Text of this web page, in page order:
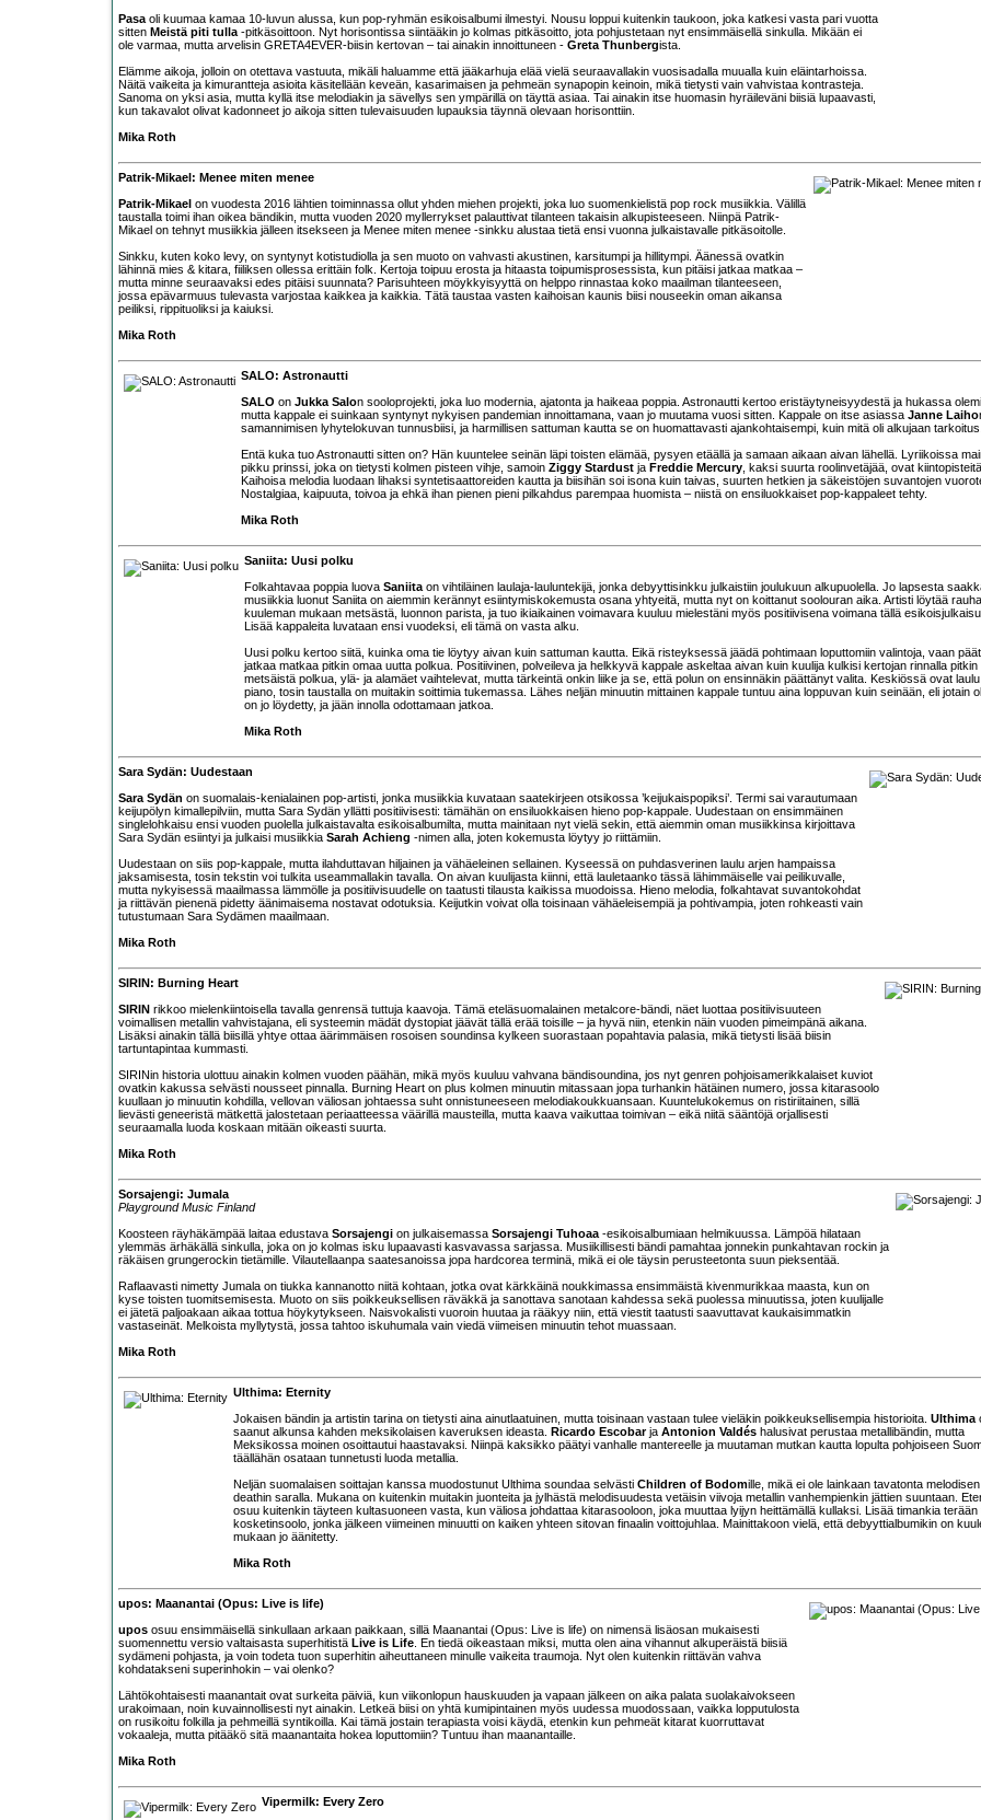
Pasa oli kuumaa kamaa 10-luvun alussa, kun pop-ryhmän esikoisalbumi ilmestyi. Nousu loppui kuitenkin taukoon, joka katkesi vasta pari vuotta
sitten Meistä piti tulla -pitkäsoittoon. Nyt horisontissa siintääkin jo kolmas pitkäsoitto, jota pohjustetaan nyt ensimmäisellä sinkulla. Mikään ei
ole varmaa, mutta arvelisin GRETA4EVER-biisin kertovan – tai ainakin innoittuneen - Greta Thunbergista.
Elämme aikoja, jolloin on otettava vastuuta, mikäli haluamme että jääkarhuja elää vielä seuraavallakin vuosisadalla muualla kuin eläintarhoissa.
Näitä vaikeita ja kimurantteja asioita käsitellään keveän, kasarimaisen ja pehmeän synapopin keinoin, mikä tietysti vain vahvistaa kontrasteja.
Sanoma on yksi asia, mutta kyllä itse melodiakin ja sävellys sen ympärillä on täyttä asiaa. Tai ainakin itse huomasin hyräileväni biisiä lupaavasti,
kun takavalot olivat kadonneet jo aikoja sitten tulevaisuuden lupauksia täynnä olevaan horisonttiin.
Mika Roth
Patrik-Mikael: Menee miten menee
Patrik-Mikael on vuodesta 2016 lähtien toiminnassa ollut yhden miehen projekti, joka luo suomenkielistä pop rock musiikkia. Välillä
taustalla toimi ihan oikea bändikin, mutta vuoden 2020 myllerrykset palauttivat tilanteen takaisin alkupisteeseen. Niinpä Patrik-
Mikael on tehnyt musiikkia jälleen itsekseen ja Menee miten menee -sinkku alustaa tietä ensi vuonna julkaistavalle pitkäsoitolle.
Sinkku, kuten koko levy, on syntynyt kotistudiolla ja sen muoto on vahvasti akustinen, karsitumpi ja hillitympi. Äänessä ovatkin
lähinnä mies & kitara, fiiliksen ollessa erittäin folk. Kertoja toipuu erosta ja hitaasta toipumisprosessista, kun pitäisi jatkaa matkaa –
mutta minne seuraavaksi edes pitäisi suunnata? Parisuhteen möykkyisyyttä on helppo rinnastaa koko maailman tilanteeseen,
jossa epävarmuus tulevasta varjostaa kaikkea ja kaikkia. Tätä taustaa vasten kaihoisan kaunis biisi nouseekin oman aikansa
peiliksi, rippituoliksi ja kaiuksi.
Mika Roth
SALO: Astronautti
SALO on Jukka Salon sooloprojekti, joka luo modernia, ajatonta ja haikeaa poppia. Astronautti kertoo eristäytyneisyydestä ja hukassa
mutta kappale ei suinkaan syntynyt nykyisen pandemian innoittamana, vaan jo muutama vuosi sitten. Kappale on itse asiassa Janne Laiho
samannimisen lyhytelokuvan tunnusbiisi, ja harmillisen sattuman kautta se on huomattavasti ajankohtaisempi, kuin mitä oli alkujaan tarkoitus.
Entä kuka tuo Astronautti sitten on? Hän kuuntelee seinän läpi toisten elämää, pysyen etäällä ja samaan aikaan aivan lähellä. Lyriikoissa
pikku prinssi, joka on tietysti kolmen pisteen vihje, samoin Ziggy Stardust ja Freddie Mercury , kaksi suurta roolinvetäjää, ovat kiintopisteitä.
Kaihoisa melodia luodaan lihaksi syntetisaattoreiden kautta ja biisihän soi isona kuin taivas, suurten hetkien ja säkeistöjen suvantojen
Nostalgiaa, kaipuuta, toivoa ja ehkä ihan pienen pieni pilkahdus parempaa huomista – niistä on ensiluokkaiset pop-kappaleet tehty.
Mika Roth
Saniita: Uusi polku
Folkahtavaa poppia luova Saniita on vihtiläinen laulaja-lauluntekijä, jonka debyyttisinkku julkaistiin joulukuun alkupuolella. Jo lapsesta
musiikkia luonut Saniita on aiemmin kerännyt esiintymiskokemusta osana yhtyeitä, mutta nyt on koittanut soolouran aika. Artisti löytää
kuuleman mukaan metsästä, luonnon parista, ja tuo ikiaikainen voimavara kuuluu mielestäni myös positiivisena voimana tällä
Lisää kappaleita luvataan ensi vuodeksi, eli tämä on vasta alku.
Uusi polku kertoo siitä, kuinka oma tie löytyy aivan kuin sattuman kautta. Eikä risteyksessä jäädä pohtimaan loputtomiin valintoja, vaan
jatkaa matkaa pitkin omaa uutta polkua. Positiivinen, polveileva ja helkkyvä kappale askeltaa aivan kuin kuulija kulkisi kertojan rinnalla pitkin
metsäistä polkua, ylä- ja alamäet vaihtelevat, mutta tärkeintä onkin liike ja se, että polun on ensinnäkin päättänyt valita. Keskiössä ovat
piano, tosin taustalla on muitakin soittimia tukemassa. Lähes neljän minuutin mittainen kappale tuntuu aina loppuvan kuin seinään, eli jotain
on jo löydetty, ja jään innolla odottamaan jatkoa.
Mika Roth
Sara Sydän: Uudestaan
Sara Sydän on suomalais-kenialainen pop-artisti, jonka musiikkia kuvataan saatekirjeen otsikossa ’keijukaispopiksi’. Termi sai varautumaan
keijupölyn kimallepilviin, mutta Sara Sydän yllätti positiivisesti: tämähän on ensiluokkaisen hieno pop-kappale. Uudestaan on ensimmäinen
singlelohkaisu ensi vuoden puolella julkaistavalta esikoisalbumilta, mutta mainitaan nyt vielä sekin, että aiemmin oman musiikkinsa kirjoittava
Sara Sydän esiintyi ja julkaisi musiikkia Sarah Achieng -nimen alla, joten kokemusta löytyy jo riittämiin.
Uudestaan on siis pop-kappale, mutta ilahduttavan hiljainen ja vähäeleinen sellainen. Kyseessä on puhdasverinen laulu arjen hampaissa
jaksamisesta, tosin tekstin voi tulkita useammallakin tavalla. On aivan kuulijasta kiinni, että lauletaanko tässä lähimmäiselle vai peilikuvalle,
mutta nykyisessä maailmassa lämmölle ja positiivisuudelle on taatusti tilausta kaikissa muodoissa. Hieno melodia, folkahtavat suvantokohdat
ja riittävän pienenä pidetty äänimaisema nostavat odotuksia. Keijutkin voivat olla toisinaan vähäeleisempiä ja pohtivampia, joten rohkeasti vain
tutustumaan Sara Sydämen maailmaan.
Mika Roth
SIRIN: Burning Heart
SIRIN rikkoo mielenkiintoisella tavalla genrensä tuttuja kaavoja. Tämä eteläsuomalainen metalcore-bändi, näet luottaa positiivisuuteen
voimallisen metallin vahvistajana, eli systeemin mädät dystopiat jäävät tällä erää toisille – ja hyvä niin, etenkin näin vuoden pimeimpänä aikana.
Lisäksi ainakin tällä biisillä yhtye ottaa äärimmäisen rosoisen soundinsa kylkeen suorastaan popahtavia palasia, mikä tietysti lisää biisin
tartuntapintaa kummasti.
SIRINin historia ulottuu ainakin kolmen vuoden päähän, mikä myös kuuluu vahvana bändisoundina, jos nyt genren pohjoisamerikkalaiset kuviot
ovatkin kakussa selvästi nousseet pinnalla. Burning Heart on plus kolmen minuutin mitassaan jopa turhankin hätäinen numero, jossa kitarasoolo
kuullaan jo minuutin kohdilla, vellovan väliosan johtaessa suht onnistuneeseen melodiakoukkuansaan. Kuuntelukokemus on ristiriitainen, sillä
lievästi geneeristä mätkettä jalostetaan periaatteessa väärillä mausteilla, mutta kaava vaikuttaa toimivan – eikä niitä sääntöjä orjallisesti
seuraamalla luoda koskaan mitään oikeasti suurta.
Mika Roth
Sorsajengi: Jumala
Playground Music Finland
Koosteen räyhäkämpää laitaa edustava Sorsajengi on julkaisemassa Sorsajengi Tuhoaa -esikoisalbumiaan helmikuussa. Lämpöä hilataan
ylemmäs ärhäkällä sinkulla, joka on jo kolmas isku lupaavasti kasvavassa sarjassa. Musiikillisesti bändi pamahtaa jonnekin punkahtavan rockin ja
räkäisen grungerockin tietämille. Vilautellaanpa saatesanoissa jopa hardcorea terminä, mikä ei ole täysin perusteetonta suun pieksentää.
Raflaavasti nimetty Jumala on tiukka kannanotto niitä kohtaan, jotka ovat kärkkäinä noukkimassa ensimmäistä kivenmurikkaa maasta, kun on
kyse toisten tuomitsemisesta. Muoto on siis poikkeuksellisen räväkkä ja sanottava sanotaan kahdessa sekä puolessa minuutissa, joten kuulijalle
ei jätetä paljoakaan aikaa tottua höykytykseen. Naisvokalisti vuoroin huutaa ja rääkyy niin, että viestit taatusti saavuttavat kaukaisimmatkin
vastaseinät. Melkoista myllytystä, jossa tahtoo iskuhumala vain viedä viimeisen minuutin tehot muassaan.
Mika Roth
Ulthima: Eternity
Jokaisen bändin ja artistin tarina on tietysti aina ainutlaatuinen, mutta toisinaan vastaan tulee vieläkin poikkeuksellisempia historioita. Ulthima
saanut alkunsa kahden meksikolaisen kaveruksen ideasta. Ricardo Escobarja Antonion Valdés halusivat perustaa metallibändin, mutta
Meksikossa moinen osoittautui haastavaksi. Niinpä kaksikko päätyi vanhalle mantereelle ja muutaman mutkan kautta lopulta pohjoiseen
täällähän osataan tunnetusti luoda metallia.
Neljän suomalaisen soittajan kanssa muodostunut Ulthima soundaa selvästi Children of Bodomille, mikä ei ole lainkaan tavatonta melodisen
deathin saralla. Mukana on kuitenkin muitakin juonteita ja jylhästä melodisuudesta vetäisin viivoja metallin vanhempienkin jättien suuntaan.
osuu kuitenkin täyteen kultasuoneen vasta, kun väliosa johdattaa kitarasooloon, joka muuttaa lyijyn heittämällä kullaksi. Lisää timankia terään
kosketinsoolo, jonka jälkeen viimeinen minuutti on kaiken yhteen sitovan finaalin voittojuhlaa. Mainittakoon vielä, että debyyttialbumikin on
mukaan jo äänitetty.
Mika Roth
upos: Maanantai (Opus: Live is life)
upos osuu ensimmäisellä sinkullaan arkaan paikkaan, sillä Maanantai (Opus: Live is life) on nimensä lisäosan mukaisesti
suomennettu versio valtaisasta superhitistä Live is Life . En tiedä oikeastaan miksi, mutta olen aina vihannut alkuperäistä biisiä
sydämeni pohjasta, ja voin todeta tuon superhitin aiheuttaneen minulle vaikeita traumoja. Nyt olen kuitenkin riittävän vahva
kohdatakseni superinhokin – vai olenko?
Lähtökohtaisesti maanantait ovat surkeita päiviä, kun viikonlopun hauskuuden ja vapaan jälkeen on aika palata suolakaivokseen
urakoimaan, noin kuvainnollisesti nyt ainakin. Letkeä biisi on yhtä kumipintainen myös uudessa muodossaan, vaikka lopputulosta
on rusikoitu folkilla ja pehmeillä syntikoilla. Kai tämä jostain terapiasta voisi käydä, etenkin kun pehmeät kitarat kuorruttavat
vokaaleja, mutta pitääkö sitä maanantaita hokea loputtomiin? Tuntuu ihan maanantaille.
Mika Roth
Vipermilk: Every Zero